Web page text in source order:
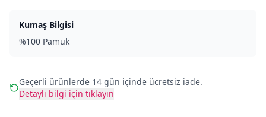
Kumaş Bilgisi
%100 Pamuk
Geçerli ürünlerde 14 gün içinde ücretsiz iade.
Detaylı bilgi için tıklayın